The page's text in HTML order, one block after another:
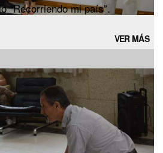
“Recorriendo mi país”.
VER MÁS